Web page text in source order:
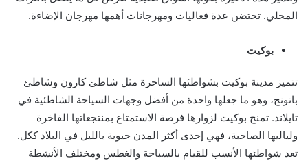
المحلي. تحتضن عدة فعاليات ومهرجانات أهمها مهرجان الإضاءة.
بوكيت
تتميز مدينة بوكيت بشواطئها الساحرة مثل شاطئ كارون وشاطئ
باتونج، وهو ما جعلها واحدة من أفضل وجهات السياحة الشاطئية في
تايلاند. تمنح بوكيت لزوارها فرصة الاستمتاع بمنتجعاتها الفاخرة
ولياليها الصاخبة، فهي إحدى أكثر المدن حيوية بالليل في البلاد ككل.
تعد شواطئها الأنسب للقيام بالسباحة والغطس ومختلف الأنشطة